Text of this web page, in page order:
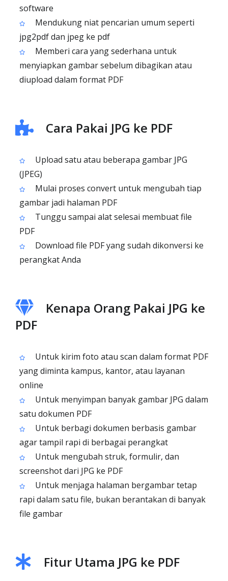
software
Mendukung niat pencarian umum seperti
jpg2pdf dan jpeg ke pdf
Memberi cara yang sederhana untuk
menyiapkan gambar sebelum dibagikan atau
diupload dalam format PDF
Cara Pakai JPG ke PDF
Upload satu atau beberapa gambar JPG
(JPEG)
Mulai proses convert untuk mengubah tiap
gambar jadi halaman PDF
Tunggu sampai alat selesai membuat file
PDF
Download file PDF yang sudah dikonversi ke
perangkat Anda
Kenapa Orang Pakai JPG ke
PDF
Untuk kirim foto atau scan dalam format PDF
yang diminta kampus, kantor, atau layanan
online
Untuk menyimpan banyak gambar JPG dalam
satu dokumen PDF
Untuk berbagi dokumen berbasis gambar
agar tampil rapi di berbagai perangkat
Untuk mengubah struk, formulir, dan
screenshot dari JPG ke PDF
Untuk menjaga halaman bergambar tetap
rapi dalam satu file, bukan berantakan di banyak
file gambar
Fitur Utama JPG ke PDF